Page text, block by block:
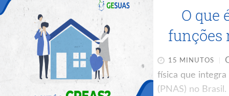
bem osO que
funções
15 MINUTOS
física que integra
(PNAS) no